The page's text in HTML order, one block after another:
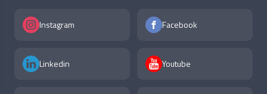
Instagram Facebook
Linkedin Youtube